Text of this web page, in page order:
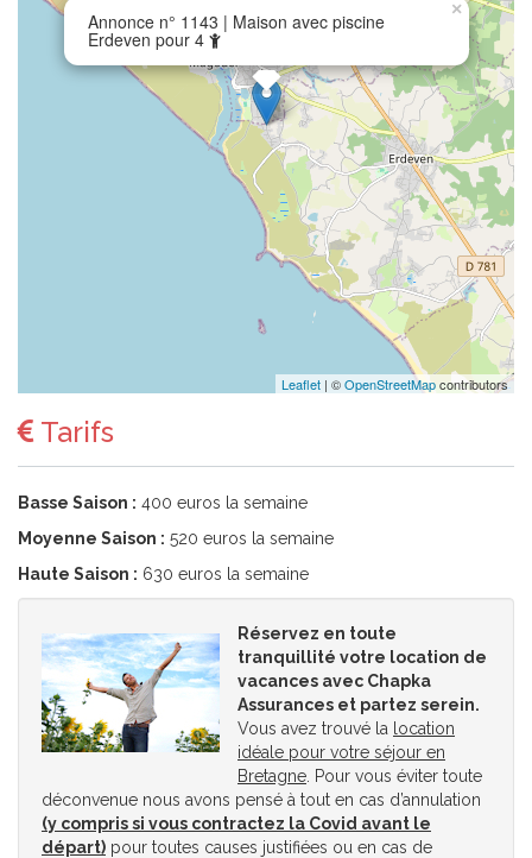
Annonce n° 1143 | Maison avec piscine
Erdeven pour 4
×
Leaflet | ©OpenStreetMapcontributors
Tarifs
Basse Saison : 400 euros la semaine
Moyenne Saison : 520 euros la semaine
Haute Saison : 630 euros la semaine
Réservez en toute
tranquillité votre location de
vacances avec Chapka
Assurances et partez serein.
Vous avez trouvé la
location
idéale pour votre séjour en
Bretagne . Pour vous éviter toute
déconvenue nous avons pensé à tout en cas d’annulation
(y compris si vous contractez la Covid avant le
départ) pour toutes causes justifiées ou en cas de